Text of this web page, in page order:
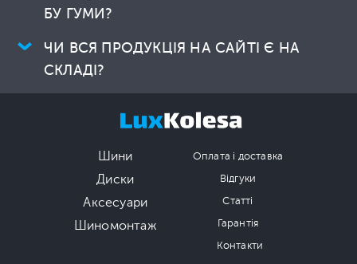
БУ ГУМИ?
ЧИ ВСЯ ПРОДУКЦІЯ НА САЙТІ Є НА
СКЛАДІ?
Шини
Диски
Аксесуари
Шиномонтаж
Оплата і доставка
Відгуки
Статті
Гарантія
Контакти